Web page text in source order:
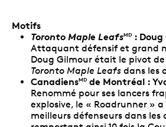
Motifs
Toronto Maple LeafsMD :
Attaquant défensif et grand
Doug Gilmour était le pivot
Toronto Maple Leafs dans les
CanadiensMD de Montréal :
Renommé pour ses lancers
explosive, le « Roadrunner »
meilleurs défenseurs dans les